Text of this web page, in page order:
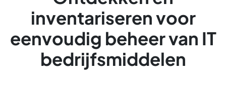
inventariseren voor
eenvoudig beheer van IT
bedrijfsmiddelen